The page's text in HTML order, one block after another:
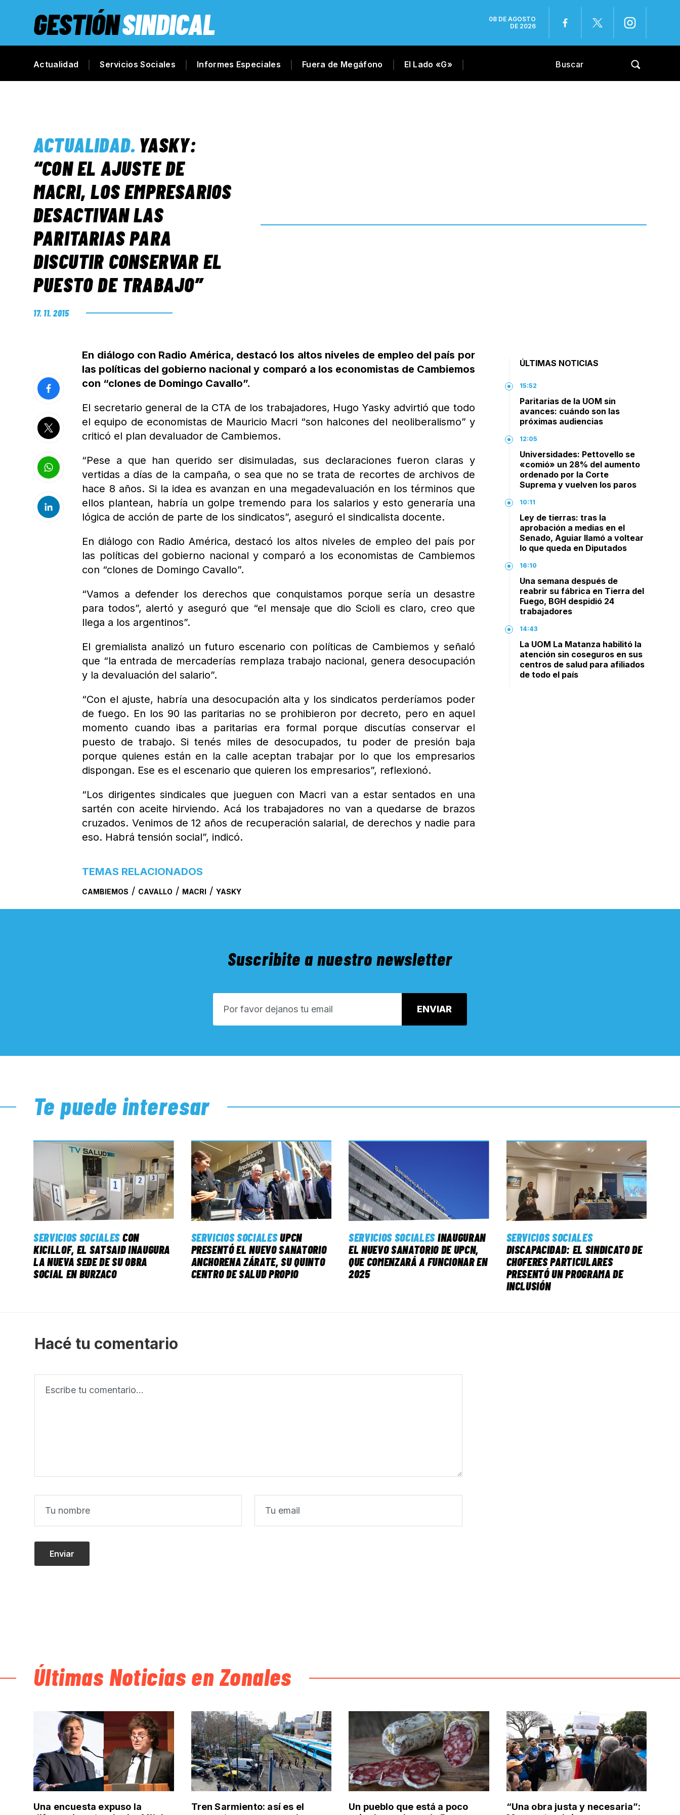
GESTIÓNSINDICAL
08 DE AGOSTO
DE 2026
Actualidad Servicios Sociales Informes Especiales Fuera de Megáfono El Lado «G»
ACTUALIDAD. YASKY:
“CON EL AJUSTE DE
MACRI, LOS EMPRESARIOS
DESACTIVAN LAS
PARITARIAS PARA
DISCUTIR CONSERVAR EL
PUESTO DE TRABAJO”
17. 11. 2015
En diálogo con Radio América, destacó los altos niveles de empleo del país por
las políticas del gobierno nacional y comparó a los economistas de Cambiemos
con “clones de Domingo Cavallo”.
El secretario general de la CTA de los trabajadores, Hugo Yasky advirtió que todo
el equipo de economistas de Mauricio Macri “son halcones del neoliberalismo” y
criticó el plan devaluador de Cambiemos.
“Pese a que han querido ser disimuladas, sus declaraciones fueron claras y
vertidas a días de la campaña, o sea que no se trata de recortes de archivos de
hace 8 años. Si la idea es avanzan en una megadevaluación en los términos que
ellos plantean, habría un golpe tremendo para los salarios y esto generaría una
lógica de acción de parte de los sindicatos”, aseguró el sindicalista docente.
En diálogo con Radio América, destacó los altos niveles de empleo del país por
las políticas del gobierno nacional y comparó a los economistas de Cambiemos
con “clones de Domingo Cavallo”.
“Vamos a defender los derechos que conquistamos porque sería un desastre
para todos”, alertó y aseguró que “el mensaje que dio Scioli es claro, creo que
llega a los argentinos”.
El gremialista analizó un futuro escenario con políticas de Cambiemos y señaló
que “la entrada de mercaderías remplaza trabajo nacional, genera desocupación
y la devaluación del salario”.
“Con el ajuste, habría una desocupación alta y los sindicatos perderíamos poder
de fuego. En los 90 las paritarias no se prohibieron por decreto, pero en aquel
momento cuando ibas a paritarias era formal porque discutías conservar el
puesto de trabajo. Si tenés miles de desocupados, tu poder de presión baja
porque quienes están en la calle aceptan trabajar por lo que los empresarios
dispongan. Ese es el escenario que quieren los empresarios”, reflexionó.
“Los dirigentes sindicales que jueguen con Macri van a estar sentados en una
sartén con aceite hirviendo. Acá los trabajadores no van a quedarse de brazos
cruzados. Venimos de 12 años de recuperación salarial, de derechos y nadie para
eso. Habrá tensión social”, indicó.
TEMAS RELACIONADOS
CAMBIEMOS / CAVALLO / MACRI /YASKY
ÚLTIMAS NOTICIAS
15:52
Paritarias de la UOM sin
avances: cuándo son las
próximas audiencias
12:05
Universidades: Pettovello se
«comió» un 28% del aumento
ordenado por la Corte
Suprema y vuelven los paros
10:11
Ley de tierras: tras la
aprobación a medias en el
Senado, Aguiar llamó a voltear
lo que queda en Diputados
16:10
Una semana después de
reabrir su fábrica en Tierra del
Fuego, BGH despidió 24
trabajadores
14:43
La UOM La Matanza habilitó la
atención sin coseguros en sus
centros de salud para afiliados
de todo el país
Suscribite a nuestro newsletter
Te puede interesar
SERVICIOS SOCIALESCON
KICILLOF, EL SATSAID INAUGURA
LA NUEVA SEDE DE SU OBRA
SOCIAL EN BURZACO
SERVICIOS SOCIALESUPCN
PRESENTÓ EL NUEVO SANATORIO
ANCHORENA ZÁRATE, SU QUINTO
CENTRO DE SALUD PROPIO
SERVICIOS SOCIALESINAUGURAN
EL NUEVO SANATORIO DE UPCN,
QUE COMENZARÁ A FUNCIONAR EN
2025
SERVICIOS SOCIALES
DISCAPACIDAD: EL SINDICATO DE
CHOFERES PARTICULARES
PRESENTÓ UN PROGRAMA DE
INCLUSIÓN
Hacé tu comentario
Últimas Noticias en Zonales
Una encuesta expuso la
Tren Sarmiento: así es el
Un pueblo que está a poco
“Una obra justa y necesaria”: